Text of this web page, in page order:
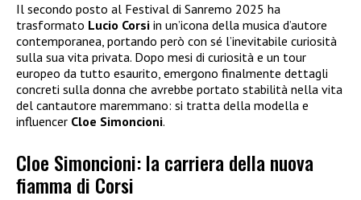
Il secondo posto al Festival di Sanremo 2025 ha
trasformato Lucio Corsi in un’icona della musica d’autore
contemporanea, portando però con sé l’inevitabile curiosità
sulla sua vita privata. Dopo mesi di curiosità e un tour
europeo da tutto esaurito, emergono finalmente dettagli
concreti sulla donna che avrebbe portato stabilità nella vita
del cantautore maremmano: si tratta della modella e
influencer Cloe Simoncioni.
Cloe Simoncioni: la carriera della nuova
fiamma di Corsi